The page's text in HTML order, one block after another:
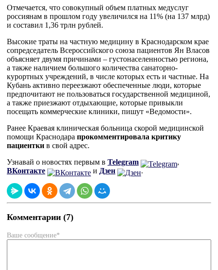
Отмечается, что совокупный объем платных медуслуг
россиянам в прошлом году увеличился на 11% (на 137 млрд)
и составил 1,36 трлн рублей.
Высокие траты на частную медицину в Краснодарском крае
сопредседатель Всероссийского союза пациентов Ян Власов
объясняет двумя причинами – густонаселенностью региона,
а также наличием большого количества санаторно-
курортных учреждений, в числе которых есть и частные. На
Кубань активно переезжают обеспеченные люди, которые
предпочитают не пользоваться государственной медициной,
а также приезжают отдыхающие, которые привыкли
посещать коммерческие клиники, пишут «Ведомости».
Ранее Краевая клиническая больница скорой медицинской
помощи Краснодара прокомментировала критику
пациентки в свой адрес.
Узнавай о новостях первым в Telegram
,
ВКонтакте
и Дзен .
Комментарии (7)
Ваше сообщение*